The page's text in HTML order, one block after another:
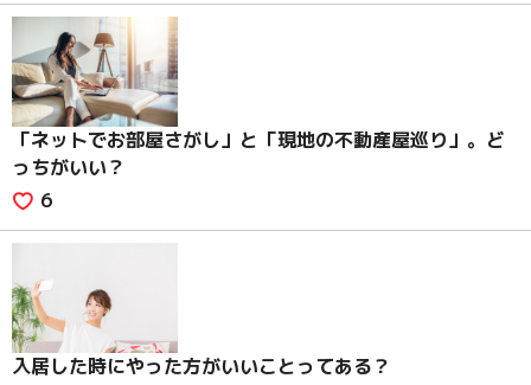
「ネットでお部屋さがし」と「現地の不動産屋巡り」。ど
っちがいい？
6
入居した時にやった方がいいことってある？